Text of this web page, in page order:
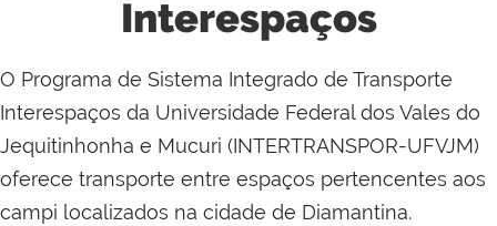
Interespaços
O Programa de Sistema Integrado de Transporte
Interespaços da Universidade Federal dos Vales do
Jequitinhonha e Mucuri (INTERTRANSPOR-UFVJM)
oferece transporte entre espaços pertencentes aos
campi localizados na cidade de Diamantina.